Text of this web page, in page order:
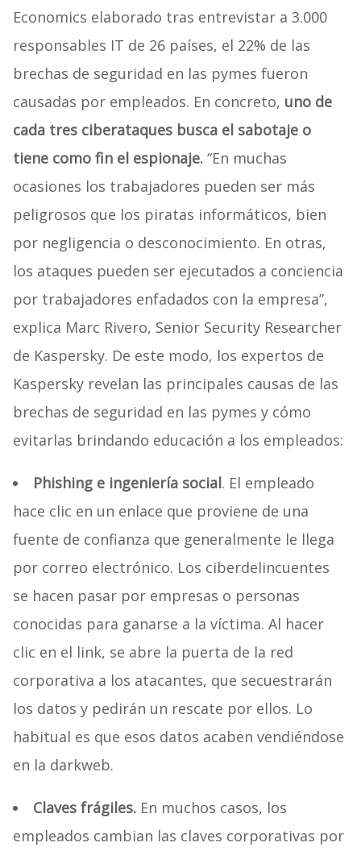
Economics elaborado tras entrevistar a 3.000
responsables IT de 26 países, el 22% de las
brechas de seguridad en las pymes fueron
causadas por empleados. En concreto, uno de
cada tres ciberataques busca el sabotaje o
tiene como fin el espionaje.“En muchas
ocasiones los trabajadores pueden ser más
peligrosos que los piratas informáticos, bien
por negligencia o desconocimiento. En otras,
los ataques pueden ser ejecutados a conciencia
por trabajadores enfadados con la empresa”,
explica Marc Rivero, Senior Security Researcher
de Kaspersky. De este modo, los expertos de
Kaspersky revelan las principales causas de las
brechas de seguridad en las pymes y cómo
evitarlas brindando educación a los empleados:
Phishing e ingeniería social. El empleado
hace clic en un enlace que proviene de una
fuente de confianza que generalmente le llega
por correo electrónico. Los ciberdelincuentes
se hacen pasar por empresas o personas
conocidas para ganarse a la víctima. Al hacer
clic en el link, se abre la puerta de la red
corporativa a los atacantes, que secuestrarán
los datos y pedirán un rescate por ellos. Lo
habitual es que esos datos acaben vendiéndose
en la darkweb.
Claves frágiles.En muchos casos, los
empleados cambian las claves corporativas por